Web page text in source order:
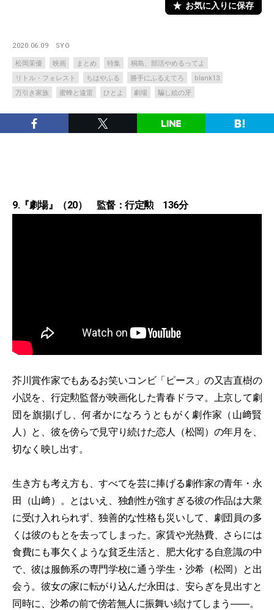
お気に入りに保存
2020.06.09 SYO
松岡茉優 映画 まとめ 特集
桐島、部活やめるってよ
リトル・フォレスト
ちはやふる 勝手にふるえてろ
blank13
万引き家族
蜜蜂と遠雷 ひとよ 劇場 騙し絵の牙
9.『劇場』（20） 監督：行定勲 136分
芥川賞作家でもあるお笑いコンビ「ピース」の又吉直樹の
小説を、行定勲監督が映画化した青春ドラマ。上京して劇
団を旗揚げし、何者かになろうともがく劇作家（山﨑賢
人）と、彼を傍らで見守り続けた恋人（松岡）の年月を、
切なく映し出す。
生き方も考え方も、すべてを芸に捧げる劇作家の青年・永
田（山﨑）。とはいえ、独創性が強すぎる彼の作品は大衆
に受け入れられず、独善的な性格も災いして、劇団員の多
くは彼のもとを去ってしまった。家賃や光熱費、さらには
食費にも事欠くような貧乏生活と、肥大化する自意識の中
で、彼は服飾系の専門学校に通う学生・沙希（松岡）と出
会う。彼女の家に転がり込んだ永田は、安らぎを見出すと
同時に、沙希の前で傍若無人に振舞い続けてしまう――。